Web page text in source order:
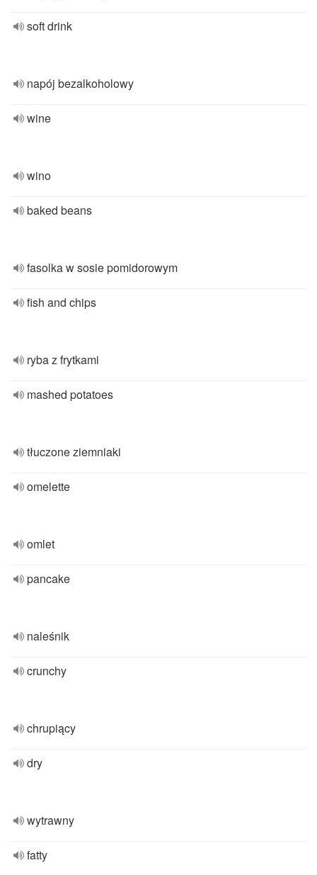
soft drink
napój bezalkoholowy
wine
wino
baked beans
fasolka w sosie pomidorowym
fish and chips
ryba z frytkami
mashed potatoes
tłuczone ziemniaki
omelette
omlet
pancake
naleśnik
crunchy
chrupiący
dry
wytrawny
fatty